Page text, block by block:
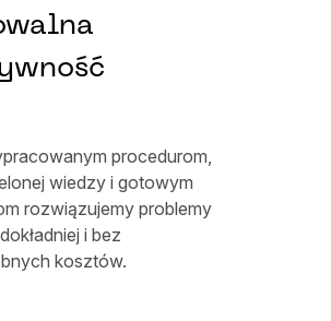
procedurom,
wiedzy i gotowym
rozwiązujemy problemy
i bez
kosztów.